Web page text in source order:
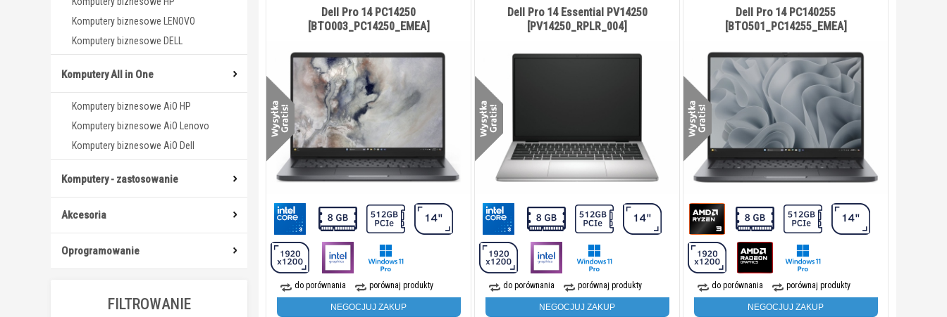
Komputery biznesowe LENOVO
Komputery biznesowe DELL
Komputery All in One
Komputery biznesowe AiO HP
Komputery biznesowe AiO Lenovo
Komputery biznesowe AiO Dell
Komputery - zastosowanie
Akcesoria
Oprogramowanie
FILTROWANIE
do porównania porównaj produkty
NEGOCJUJ ZAKUP
Dell Pro 14 PC14250
[BTO003_PC14250_EMEA]
do porównania porównaj produkty
NEGOCJUJ ZAKUP
Dell Pro 14 Essential PV14250
[PV14250_RPLR_004]
do porównania porównaj produkty
NEGOCJUJ ZAKUP
Dell Pro 14 PC140255
[BTO501_PC14255_EMEA]